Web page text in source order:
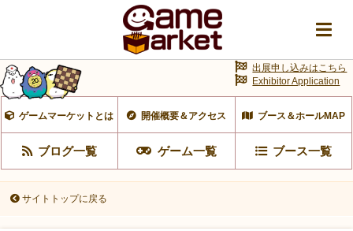
ゲームマーケットとは 開催概要＆アクセス ブース＆ホールMAP
ブログ一覧 ゲーム一覧 ブース一覧
出展申し込みはこちら
Exhibitor Application
サイトトップに戻る